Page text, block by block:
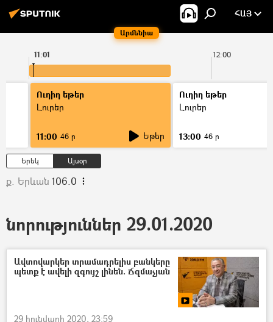
Արմենիա
ՀԱՅ
12:00
11:01
Ուղիղ եթեր
Լուրեր
11:00 46 ր Եթեր
Ուղիղ եթեր
Լուրեր
13:00 46 ր
Երեկ Այսօր
ք. Երևան 106.0
նորություններ 29.01.2020
Ավտովարկեր տրամադրելիս բանկերը
պետք է ավելի զգույշ լինեն. Ճզմաչյան
29 հունվարի 2020, 23:59